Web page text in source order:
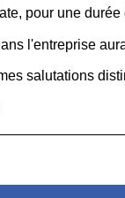
, pour une
l'entreprise
salutations